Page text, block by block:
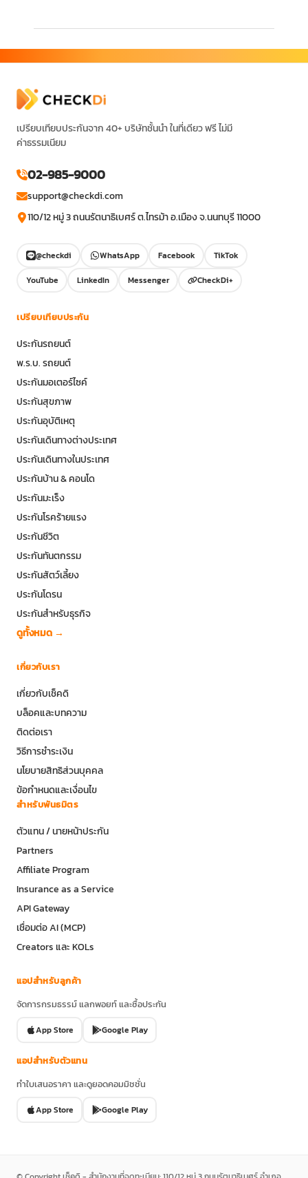
เปรียบเทียบประกันจาก 40+ บริษัทชั้นนำ ในที่เดียว ฟรี ไม่มี
ค่าธรรมเนียม
02-985-9000
support@checkdi.com
110/12 หมู่ 3 ถนนรัตนาธิเบศร์ ต.ไทรม้า อ.เมือง จ.นนทบุรี 11000
@checkdi WhatsApp Facebook
TikTok
YouTube
LinkedIn Messenger CheckDi+
เปรียบเทียบประกัน
ประกันรถยนต์
พ.ร.บ. รถยนต์
ประกันมอเตอร์ไซค์
ประกันสุขภาพ
ประกันอุบัติเหตุ
ประกันเดินทางต่างประเทศ
ประกันเดินทางในประเทศ
ประกันบ้าน & คอนโด
ประกันมะเร็ง
ประกันโรคร้ายแรง
ประกันชีวิต
ประกันทันตกรรม
ประกันสัตว์เลี้ยง
ประกันโดรน
ประกันสำหรับธุรกิจ
ดูทั้งหมด →
เกี่ยวกับเรา
เกี่ยวกับเช็คดิ
บล็อคและบทความ
ติดต่อเรา
วิธีการชำระเงิน
นโยบายสิทธิส่วนบุคคล
ข้อกำหนดและเงื่อนไข
สำหรับพันธมิตร
ตัวแทน / นายหน้าประกัน
Partners
Affiliate Program
Insurance as a Service
API Gateway
เชื่อมต่อ AI (MCP)
Creators และ KOLs
แอปสำหรับลูกค้า
จัดการกรมธรรม์ แลกพอยท์ และซื้อประกัน
App Store Google Play
แอปสำหรับตัวแทน
ทำใบเสนอราคา และดูยอดคอมมิชชั่น
App Store Google Play